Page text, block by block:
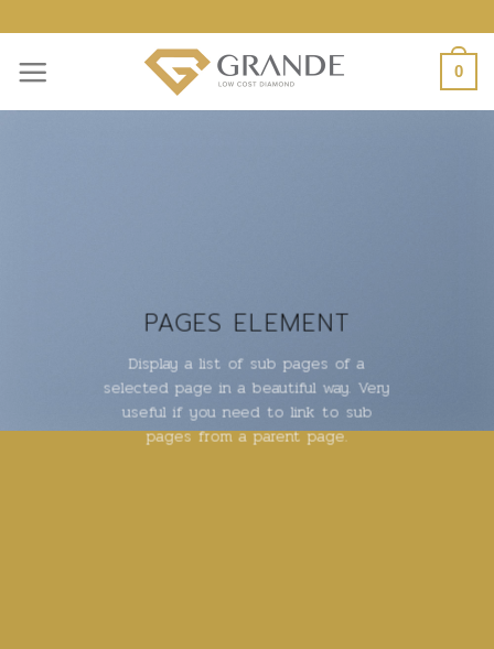
ยัง
เนื้อหา
0
PAGES ELEMENT
Display a list of sub pages of a
selected page in a beautiful way. Very
useful if you need to link to sub
pages from a parent page.